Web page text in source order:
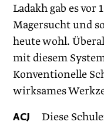
Ladakh gab es vor
Magersucht und
heute wohl.
mit diesem
Konventionelle
wirksames
ACJ Diese